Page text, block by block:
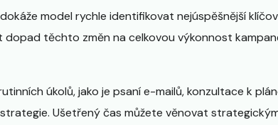
dokáže model rychle identifikovat nejúspěšnější
těchto změn na celkovou výkonnost
úkolů, jako je psaní e-mailů, konzultace k
Ušetřený čas můžete věnovat